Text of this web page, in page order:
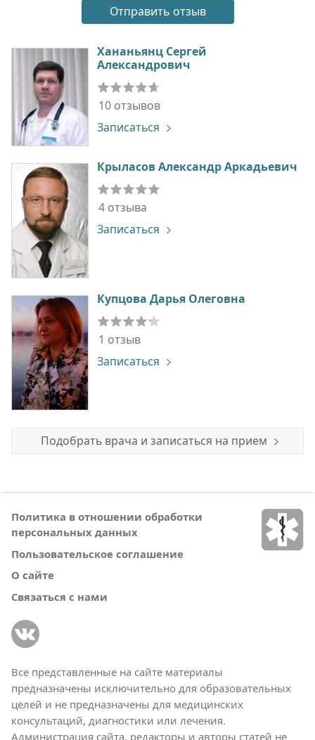
Хананьянц Сергей
Александрович
10 отзывов
Записаться
Крыласов Александр Аркадьевич
4 отзыва
Записаться
Купцова Дарья Олеговна
1 отзыв
Записаться
Подобрать врача и записаться на прием
Политика в отношении обработки
персональных данных
Пользовательское соглашение
О сайте
Связаться с нами
Все представленные на сайте материалы
предназначены исключительно для образовательных
целей и не предназначены для медицинских
консультаций, диагностики или лечения.
Администрация сайта, редакторы и авторы статей не